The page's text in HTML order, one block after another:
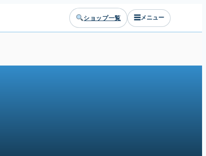
ショップ一覧 ☰メニュー